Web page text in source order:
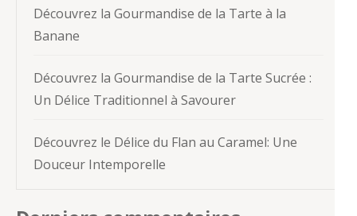
Découvrez la Gourmandise de la Tarte à la
Banane
Découvrez la Gourmandise de la Tarte Sucrée :
Un Délice Traditionnel à Savourer
Découvrez le Délice du Flan au Caramel: Une
Douceur Intemporelle